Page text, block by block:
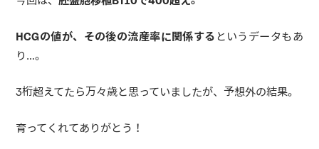
HCGの値が、その後の流産率に関係する というデータもあ
り…。
3桁超えてたら万々歳と思っていましたが、予想外の結果。
育ってくれてありがとう！